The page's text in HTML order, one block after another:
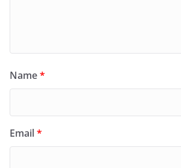
Name*
Email*